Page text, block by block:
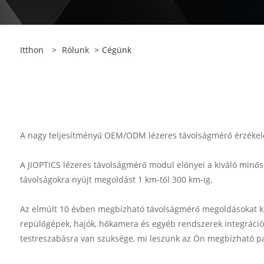
Itthon > Rólunk > Cégünk
A nagy teljesítményű OEM/ODM lézeres távolságmérő
A JIOPTICS lézeres távolságmérő modul előnyei a kiváló
távolságokra nyújt megoldást 1 km-től 300 km-ig.
Az elmúlt 10 évben megbízható távolságmérő
repülőgépek, hajók, hőkamera és egyéb rendszerek
testreszabásra van szüksége, mi leszünk az Ön megbízható